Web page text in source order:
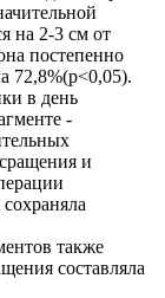
на 2-3 см от
постепенно
72,8%(р<0,05).
в день
-
и
также
составляла